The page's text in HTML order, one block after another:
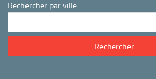
Rechercher par ville